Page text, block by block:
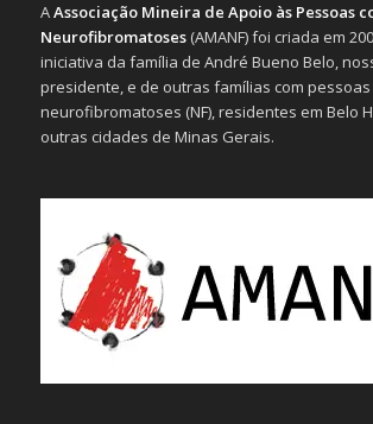
AAssociação Mineira de Apoio às Pessoas
Neurofibromatoses(AMANF) foi criada em
iniciativa da família de André Bueno Belo,
presidente, e de outras famílias com pessoas
neurofibromatoses (NF), residentes em Belo
outras cidades de Minas Gerais.